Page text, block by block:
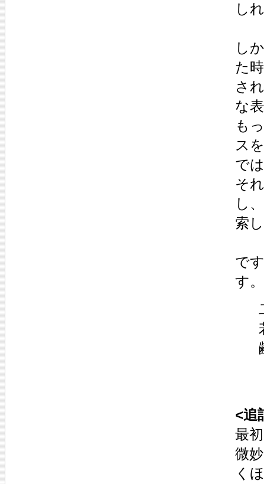
し
し
た
さ
な
も
ス
で
そ
し
索
で
す。
<追
最
微
く